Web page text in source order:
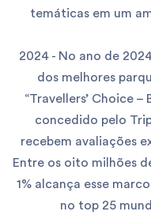
temáticas em um
2024 - No ano de
dos melhores
“Travellers’ Choice
concedido pelo
recebem avaliações
Entre os oito milhões
1% alcança esse
no top 25